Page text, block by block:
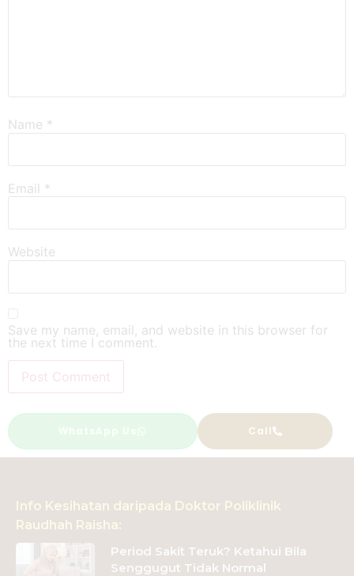
Name *
Email *
Website
Save my name, email, and website in this browser for
the next time I comment.
Alternative:
WhatsApp Us Call
Info Kesihatan daripada Doktor Poliklinik
Raudhah Raisha:
Period Sakit Teruk? Ketahui Bila
Senggugut Tidak Normal